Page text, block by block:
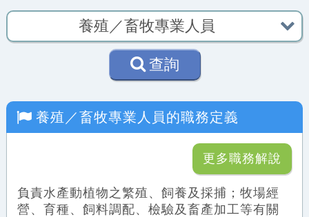
查詢
養殖／畜牧專業人員 的職務定義
更多職務解說
負責水產動植物之繁殖、飼養及採捕；牧場經
營、育種、飼料調配、檢驗及畜產加工等有關